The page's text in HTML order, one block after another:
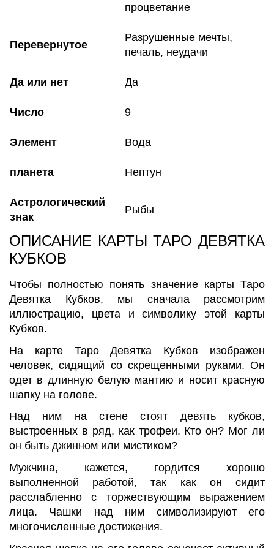
процветание
Перевернутое
Разрушенные мечты,
печаль, неудачи
Да или нет Да
Число 9
Элемент Вода
планета Нептун
Астрологический
знак
Рыбы
ОПИСАНИЕ КАРТЫ ТАРО ДЕВЯТКА
КУБКОВ
Чтобы полностью понять значение карты Таро
Девятка Кубков, мы сначала рассмотрим
иллюстрацию, цвета и символику этой карты
Кубков.
На карте Таро Девятка Кубков изображен
человек, сидящий со скрещенными руками. Он
одет в длинную белую мантию и носит красную
шапку на голове.
Над ним на стене стоят девять кубков,
выстроенных в ряд, как трофеи. Кто он? Мог ли
он быть джинном или мистиком?
Мужчина, кажется, гордится хорошо
выполненной работой, так как он сидит
расслабленно с торжествующим выражением
лица. Чашки над ним символизируют его
многочисленные достижения.